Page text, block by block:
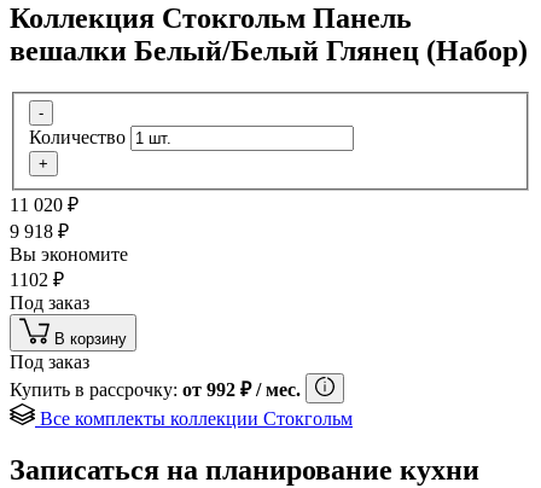
Коллекция Стокгольм Панель
вешалки Белый/Белый Глянец (Набор)
-
Количество
+
11 020 ₽
9 918 ₽
Вы экономите
1102 ₽
Под заказ
В корзину
Под заказ
Купить в рассрочку: от 992 ₽/ мес.
Все комплекты коллекции Стокгольм
Записаться на планирование кухни